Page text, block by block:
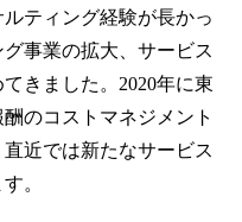
ティング経験が長かっ
事業の拡大、サービス
きました。2020年に東
のコストマネジメント
近では新たなサービス
。